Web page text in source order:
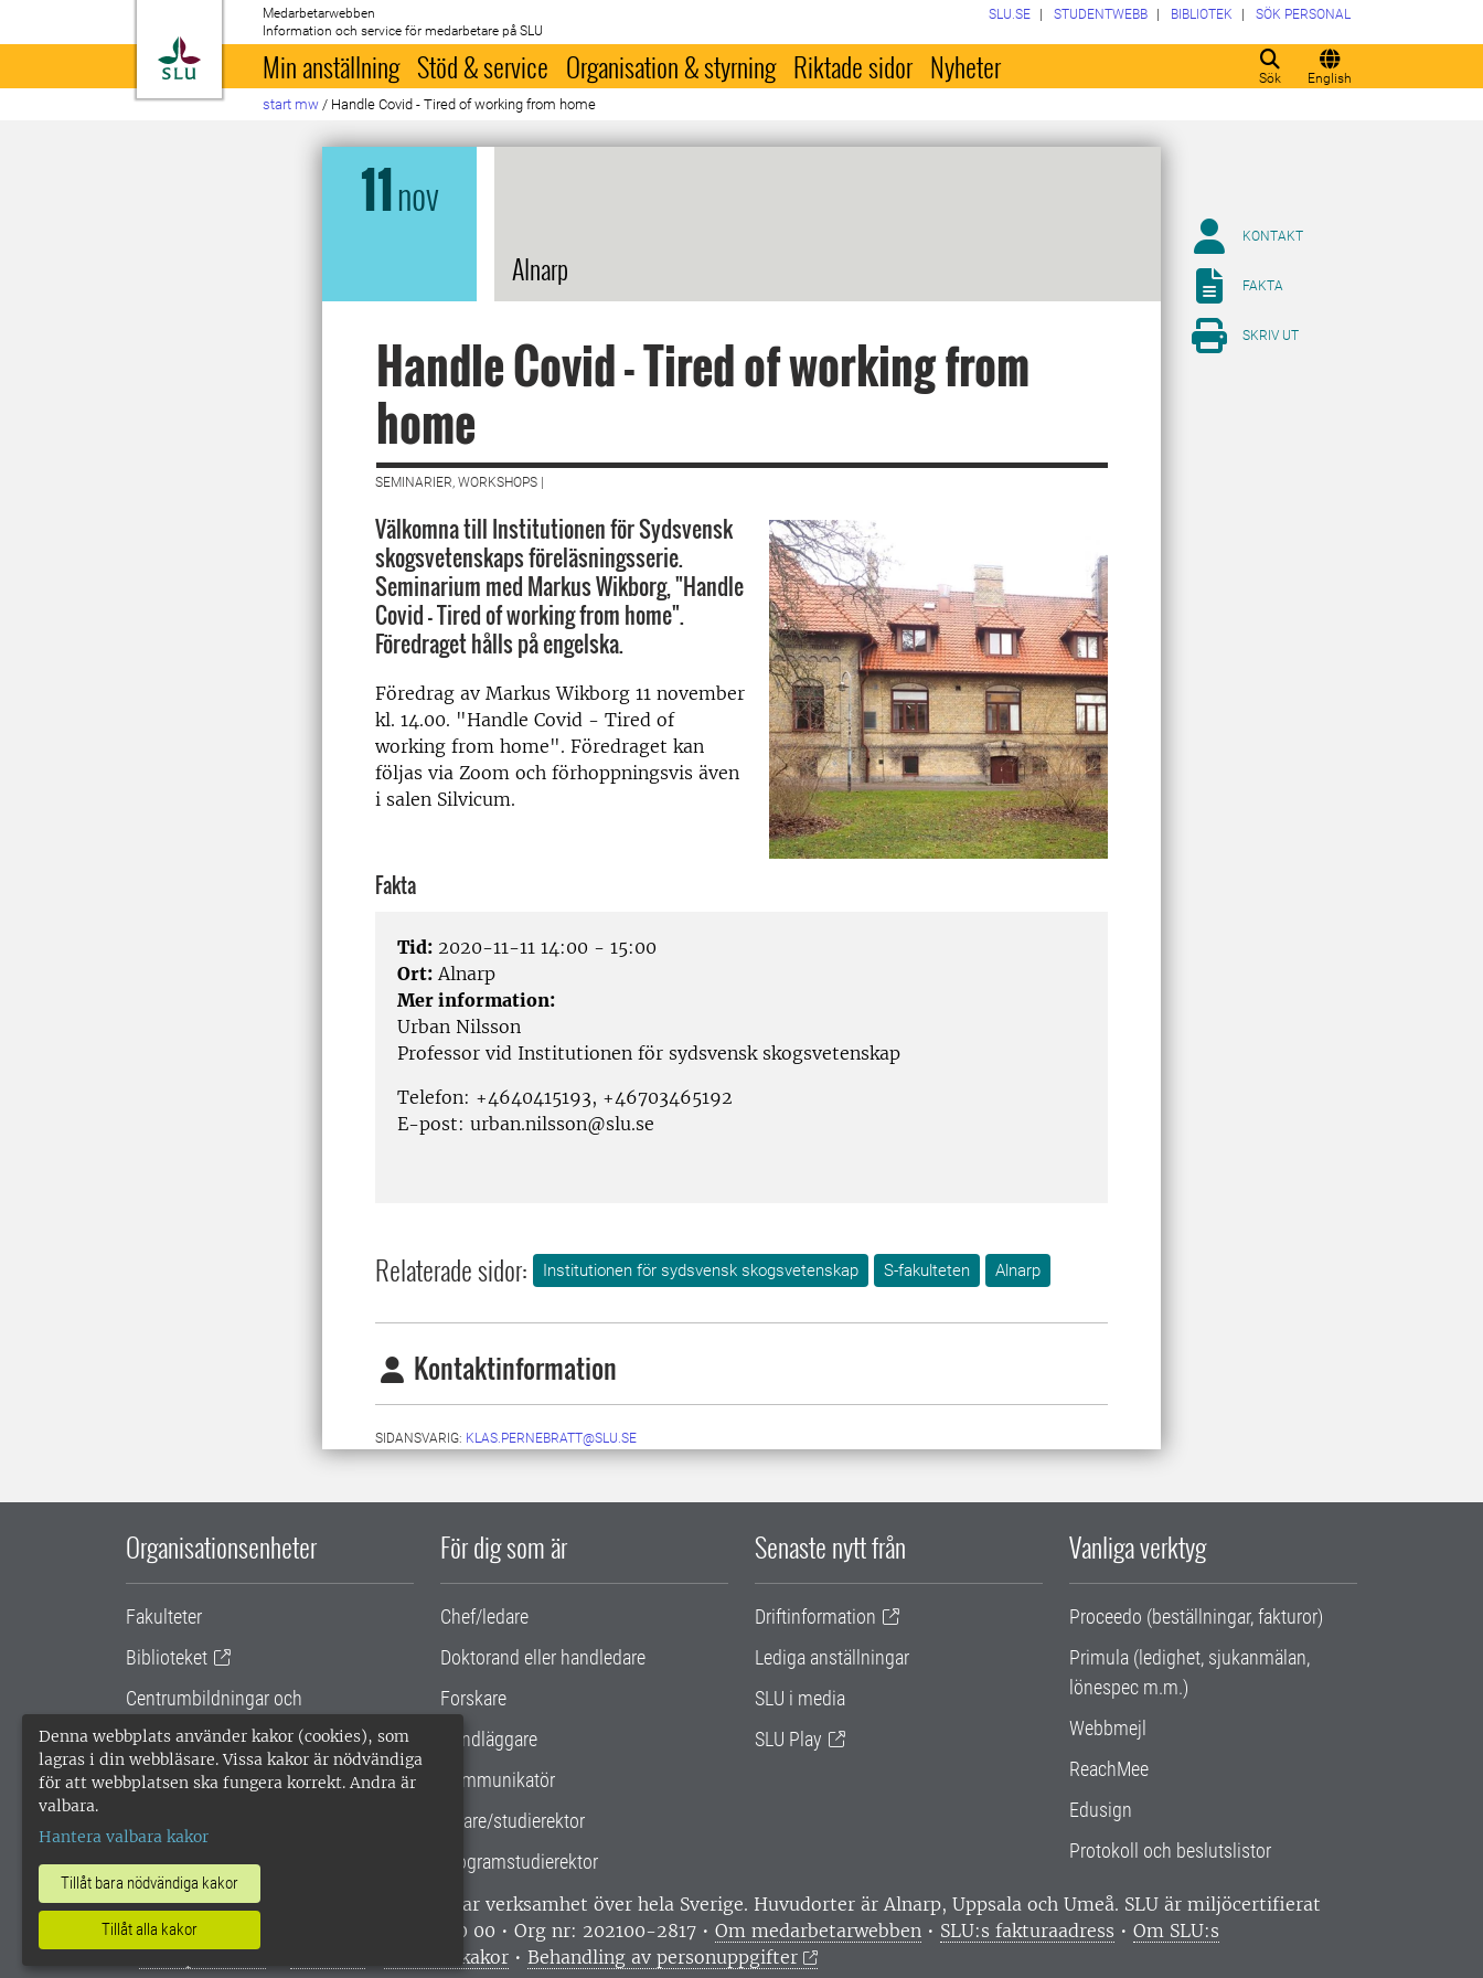
Denna webbplats använder kakor (cookies), som
lagras i din webbläsare. Vissa kakor är nödvändiga
för att webbplatsen ska fungera korrekt. Andra är
valbara.
Hantera valbara kakor
Tillåt bara nödvändiga kakor
Tillåt alla kakor
Till startsida
Medarbetarwebben
Information och service för medarbetare på SLU
Sök English
SLU.SE STUDENTWEBB BIBLIOTEK SÖK PERSONAL
Min anställning Stöd & service Organisation & styrning Riktade sidor Nyheter
start mw / Handle Covid - Tired of working from home
11nov
Alnarp
Handle Covid - Tired of working from
home
SEMINARIER, WORKSHOPS |
Välkomna till Institutionen för Sydsvensk
skogsvetenskaps föreläsningsserie.
Seminarium med Markus Wikborg, "Handle
Covid - Tired of working from home".
Föredraget hålls på engelska.
Föredrag av Markus Wikborg 11 november
kl. 14.00. "Handle Covid - Tired of
working from home". Föredraget kan
följas via Zoom och förhoppningsvis även
i salen Silvicum.
Fakta
Tid: 2020-11-11 14:00 - 15:00
Ort: Alnarp
Mer information:
Urban Nilsson
Professor vid Institutionen för sydsvensk skogsvetenskap
Telefon: +4640415193, +46703465192
E-post: urban.nilsson@slu.se
Relaterade sidor: Institutionen för sydsvensk skogsvetenskap S-fakulteten Alnarp
Kontaktinformation
SIDANSVARIG: KLAS.PERNEBRATT@SLU.SE
KONTAKT
FAKTA
SKRIV UT
Organisationsenheter
Fakulteter
Biblioteket
Centrumbildningar och
samarbetsprojekt
Gemensamma verksamhetsstödet
För dig som är
Chef/ledare
Doktorand eller handledare
Forskare
Handläggare
Kommunikatör
Lärare/studierektor
Programstudierektor
Senaste nytt från
Driftinformation
Lediga anställningar
SLU i media
SLU Play
Vanliga verktyg
Proceedo (beställningar, fakturor)
Primula (ledighet, sjukanmälan,
lönespec m.m.)
Webbmejl
ReachMee
Edusign
Protokoll och beslutslistor
SLU, Sveriges lantbruksuniversitet, har verksamhet över hela Sverige. Huvudorter är Alnarp, Uppsala och Umeå. SLU är miljöcertifierat
enligt ISO 14001. •
Telefon: 018-67 10 00 • Org nr: 202100-2817 • Om medarbetarwebben • SLU:s fakturaadress • Om SLU:s
webbplatser
Hantera kakor •Behandling av personuppgifter